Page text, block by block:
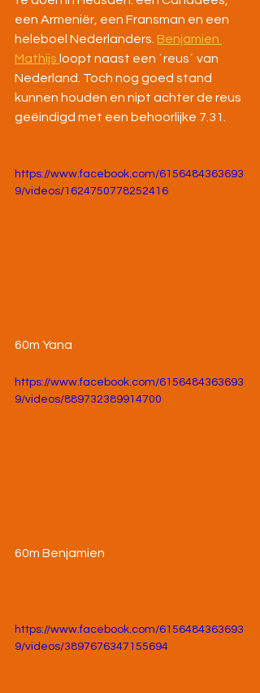
een Armeniër, een Fransman en een
heleboel Nederlanders. Benjamien
Mathijs loopt naast een ´reus´ van
Nederland. Toch nog goed stand
kunnen houden en nipt achter de reus
geëindigd met een behoorlijke 7.31.
https://www.facebook.com/6156484363693
9/videos/1624750778252416
60m Yana
https://www.facebook.com/6156484363693
9/videos/889732389914700
60m Benjamien
https://www.facebook.com/6156484363693
9/videos/3897676347155694